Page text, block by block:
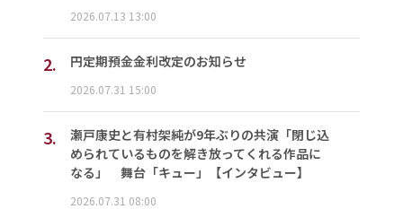
2026.07.13 13:00
2. 円定期預金金利改定のお知らせ
2026.07.31 15:00
3.
瀬戸康史と有村架純が9年ぶりの共演「閉じ込
められているものを解き放ってくれる作品に
なる」 舞台「キュー」【インタビュー】
2026.07.31 08:00